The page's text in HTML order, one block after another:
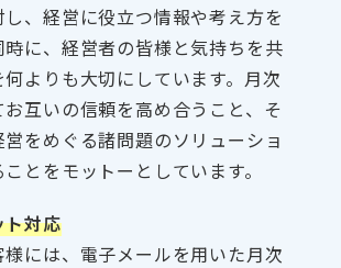
、経営に役立つ情報や考え方を
に、経営者の皆様と気持ちを共
よりも大切にしています。月次
互いの信頼を高め合うこと、そ
をめぐる諸問題のソリューショ
とをモットーとしています。
ト対応
には、電子メールを用いた月次